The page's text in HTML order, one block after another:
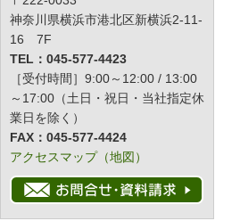
神奈川県横浜市港北区新横浜2-11-
16 7F
TEL：045-577-4423
［受付時間］9:00～12:00 / 13:00
～17:00（土日・祝日・当社指定休
業日を除く）
FAX：045-577-4424
アクセスマップ（地図）